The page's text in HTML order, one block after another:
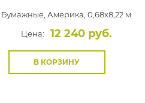
Бумажные, Америка, 0,68x8,22 м
Цена:
12 240 руб.
В КОРЗИНУ